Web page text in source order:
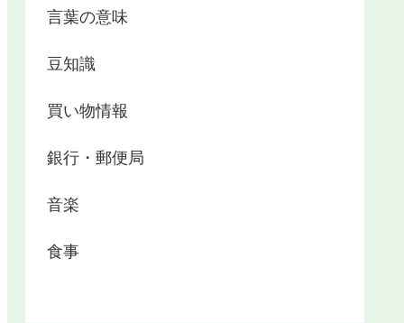
言葉の意味
豆知識
買い物情報
銀行・郵便局
音楽
食事